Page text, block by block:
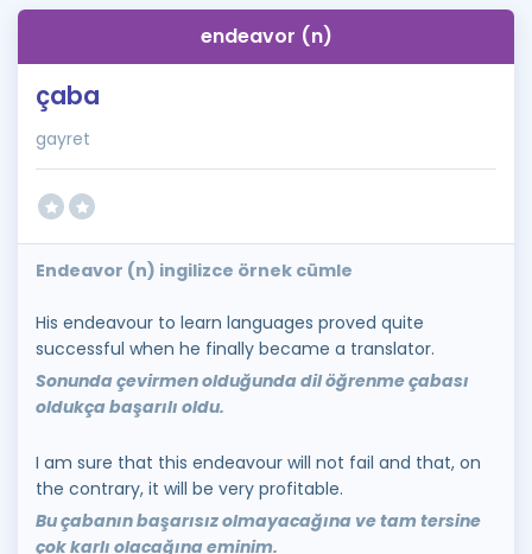
İngilizce Gramer
endeavor (n)
çaba
gayret
Endeavor (n) ingilizce örnek cümle
His endeavour to learn languages proved quite
successful when he finally became a translator.
Sonunda çevirmen olduğunda dil öğrenme çabası
oldukça başarılı oldu.
I am sure that this endeavour will not fail and that, on
the contrary, it will be very profitable.
Bu çabanın başarısız olmayacağına ve tam tersine
çok karlı olacağına eminim.